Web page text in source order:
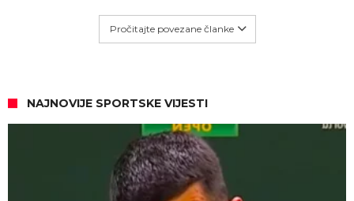
Pročitajte povezane članke
NAJNOVIJE SPORTSKE VIJESTI